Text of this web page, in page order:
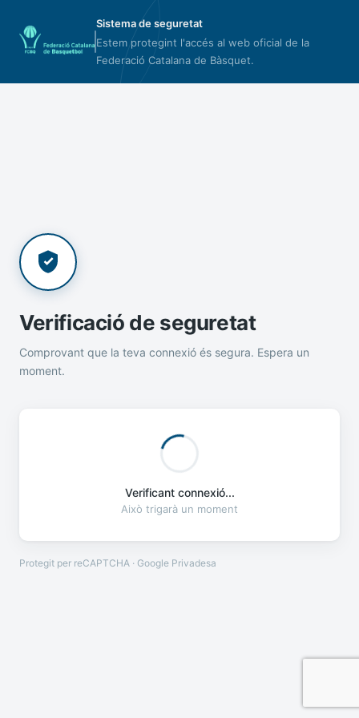
Sistema de seguretat
Estem protegint l'accés al web oficial de la
Federació Catalana de Bàsquet.
Verificació de seguretat
Comprovant que la teva connexió és segura. Espera un
moment.
Verificant connexió...
Això trigarà un moment
Protegit per reCAPTCHA · Google Privadesa